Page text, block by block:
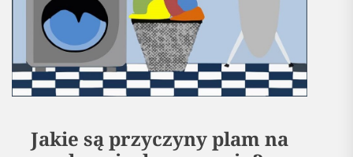
Jakie są przyczyny plam na